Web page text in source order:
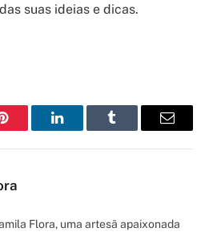
suas ideias e dicas.
Pinterest LinkedInTumblr Email
Flora, uma artesã apaixonada